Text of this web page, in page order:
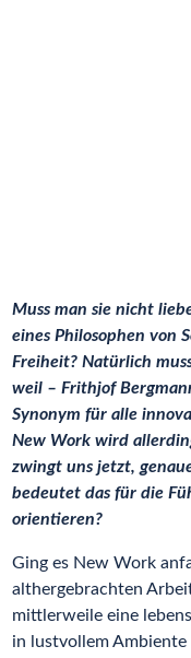
Muss man sie nicht
eines Philosophen von
Freiheit? Natürlich
weil – Frithjof
Synonym für alle
New Work wird
zwingt uns jetzt,
bedeutet das für die
orientieren?
Ging es New Work
althergebrachten
mittlerweile eine
in lustvollem